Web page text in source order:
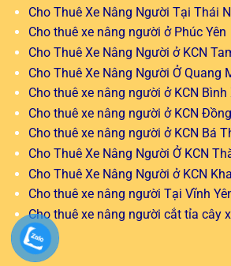
Cho Thuê Xe Nâng Người Tại Thái
Cho thuê xe nâng người ở Phúc Yên
Cho Thuê Xe Nâng Người ở KCN
Cho Thuê Xe Nâng Người Ở Quang
Cho thuê xe nâng người ở KCN Bình
Cho thuê xe nâng người ở KCN
Cho thuê xe nâng người ở KCN Bá
Cho Thuê Xe Nâng Người Ở KCN
Cho Thuê Xe Nâng Người ở KCN
Cho thuê xe nâng người Tại Vĩnh
Cho thuê xe nâng người cắt tỉa cây